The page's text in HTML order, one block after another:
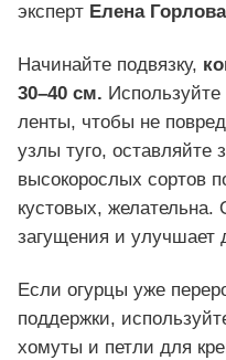
эксперт Елена
Начинайте подвязку,
30–40 см.
ленты, чтобы не
узлы туго, оставляйте
высокорослых сортов
кустовых, желательна.
загущения и улучшает
Если огурцы уже
поддержки,
хомуты и петли для